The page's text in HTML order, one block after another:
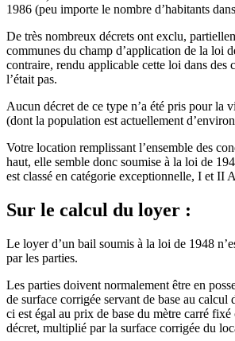
1986 (peu importe le nombre d’habitants
De très nombreux décrets ont exclu,
communes du champ d’application de la loi
contraire, rendu applicable cette loi dans des
l’était pas.
Aucun décret de ce type n’a été pris pour la
(dont la population est actuellement
Votre location remplissant l’ensemble des
haut, elle semble donc soumise à la loi de
est classé en catégorie exceptionnelle, I et II
Sur le calcul du loyer :
Le loyer d’un bail soumis à la loi de 1948
par les parties.
Les parties doivent normalement être en
de surface corrigée servant de base au
ci est égal au prix de base du mètre carré fixé
décret, multiplié par la surface corrigée du